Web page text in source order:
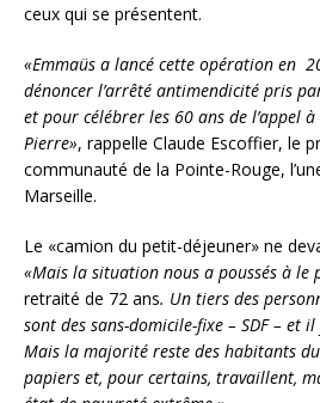
ceux qui se présentent.
«Emmaüs a lancé cette opération en
dénoncer l’arrêté antimendicité pris
et pour célébrer les 60 ans de l’appel
Pierre», rappelle Claude Escoffier, le
communauté de la Pointe-Rouge,
Marseille.
Le «camion du petit-déjeuner» ne
«Mais la situation nous a poussés à le
retraité de 72 ans. Un tiers des
sont des sans-domicile-fixe – SDF – et
Mais la majorité reste des habitants
papiers et, pour certains, travaillent,